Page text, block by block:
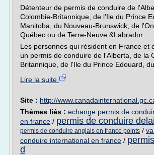
Détenteur de permis de conduire de
Colombie-Britannique, de l'Ile du Prince
Manitoba, du Nouveau-Brunswick, de
Québec ou de Terre-Neuve &Labrador
Les personnes qui résident en France et
un permis de conduire de l'Alberta, de la
Britannique, de l'Ile du Prince Edouard,
Lire la suite
Site : http://
Thèmes liés : echange permis de
en france / permis de conduire
permis de conduire anglais en france points /
conduire international en france /
d